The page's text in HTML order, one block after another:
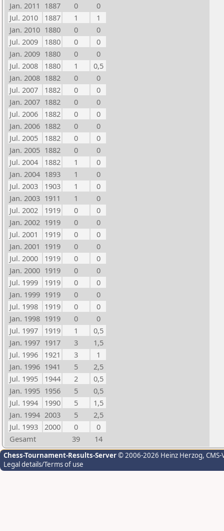
Jan. 2011 1887 0
0
Jul. 2010
1887 1
1
Jan. 2010 1880 0
0
Jul. 2009
1880 0
0
Jan. 2009 1880 0
0
Jul. 2008
1880 1
0,5
Jan. 2008 1882 0
0
Jul. 2007
1882 0
0
Jan. 2007 1882 0
0
Jul. 2006
1882 0
0
Jan. 2006 1882 0
0
Jul. 2005
1882 0
0
Jan. 2005 1882 0
0
Jul. 2004
1882 1
0
Jan. 2004 1893 1
0
Jul. 2003
1903 1
0
Jan. 2003 1911 1
0
Jul. 2002
1919 0
0
Jan. 2002 1919 0
0
Jul. 2001
1919 0
0
Jan. 2001 1919 0
0
Jul. 2000
1919 0
0
Jan. 2000 1919 0
0
Jul. 1999
1919 0
0
Jan. 1999 1919 0
0
Jul. 1998
1919 0
0
Jan. 1998 1919 0
0
Jul. 1997
1919 1
0,5
Jan. 1997 1917 3
1,5
Jul. 1996
1921 3
1
Jan. 1996 1941 5
2,5
Jul. 1995
1944 2
0,5
Jan. 1995 1956 5
0,5
Jul. 1994
1990 5
1,5
Jan. 1994 2003 5
2,5
Jul. 1993
2000 0
0
Gesamt
39 14
Chess-Tournament-Results-Server© 2006-2026 Heinz Herzog,
Legal details/Terms of use